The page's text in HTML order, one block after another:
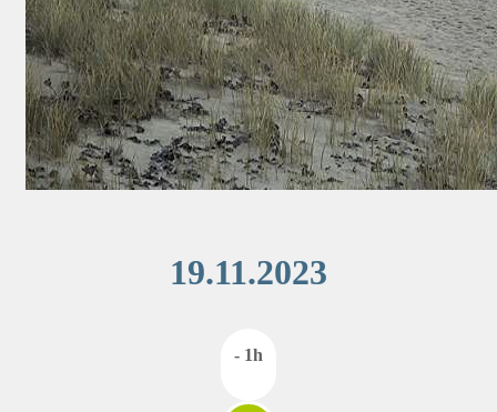
19.11.2023
- 1h